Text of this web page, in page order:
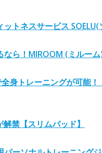
ットネスサービス SOELU(
なら！MIROOM (ミルー
身トレーニングが可能！
禁【スリムパッド】